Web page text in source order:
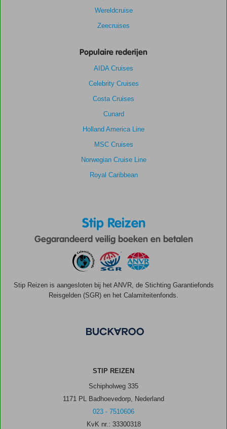
Wereldcruise
Zeecruises
Populaire rederijen
AIDA Cruises
Celebrity Cruises
Costa Cruises
Cunard
Holland America Line
MSC Cruises
Norwegian Cruise Line
Royal Caribbean
Stip Reizen
Gegarandeerd veilig boeken en betalen
Stip Reizen is aangesloten bij het ANVR, de Stichting Garantiefonds
Reisgelden (SGR) en het Calamiteitenfonds.
STIP REIZEN
Schipholweg 335
1171 PL Badhoevedorp, Nederland
023 - 7510606
KvK nr.: 33300318